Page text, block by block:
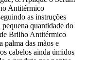
Antitérmico
as instruções
quantidade do
Brilho Antitérmico
das mãos e
cabelos ainda úmidos